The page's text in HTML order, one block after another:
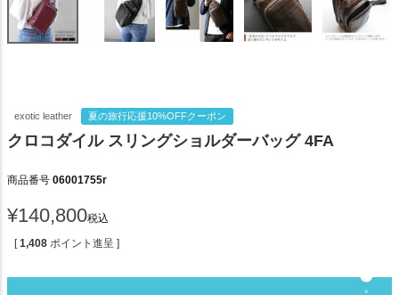
exotic leather 夏の旅行応援10%OFFクーポン
クロコダイル スリングショルダーバッグ 4FA
商品番号 06001755r
¥140,800税込
[ 1,408 ポイント進呈 ]